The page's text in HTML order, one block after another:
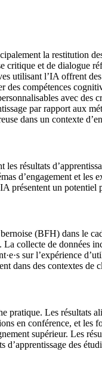
la restitution
critique et de dialogue
utilisant l’IA offrent
compétences
avec
par rapport aux
dans un contexte
résultats
d’engagement et
présentent un
(BFH) dans le
collecte de données
sur l’expérience
dans des contextes de
Les résultats
en conférence, et
supérieur. Les
des